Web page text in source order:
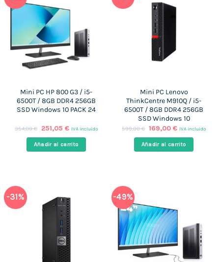
Mini PC HP 800 G3 / i5-
6500T / 8GB DDR4 256GB
SSD Windows 10 PACK 24
354,00€
El
original
era:
251,05 €El
actual
es:
IVA incluido
Añadir al carrito
Mini PC Lenovo
ThinkCentre M910Q / i5-
6500T / 8GB DDR4 256GB
SSD Windows 10
599,00€ El
original
era:
169,00 €El
actual
es:
IVA incluido
Añadir al carrito
-31% -49%